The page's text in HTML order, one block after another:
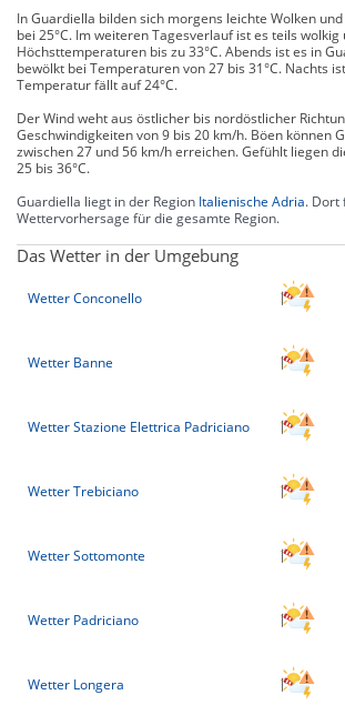
In Guardiella bilden sich morgens leichte Wolken
bei 25°C. Im weiteren Tagesverlauf ist es teils
Höchsttemperaturen bis zu 33°C. Abends ist es in
bewölkt bei Temperaturen von 27 bis 31°C. Nachts
Temperatur fällt auf 24°C.
Der Wind weht aus östlicher bis nordöstlicher
Geschwindigkeiten von 9 bis 20 km/h. Böen können
zwischen 27 und 56 km/h erreichen. Gefühlt liegen
25 bis 36°C.
Guardiella liegt in der Region Italienische Adria. Dort
Wettervorhersage für die gesamte Region.
Das Wetter in der Umgebung
Wetter Conconello
Wetter Banne
Wetter Stazione Elettrica Padriciano
Wetter Trebiciano
Wetter Sottomonte
Wetter Padriciano
Wetter Longera